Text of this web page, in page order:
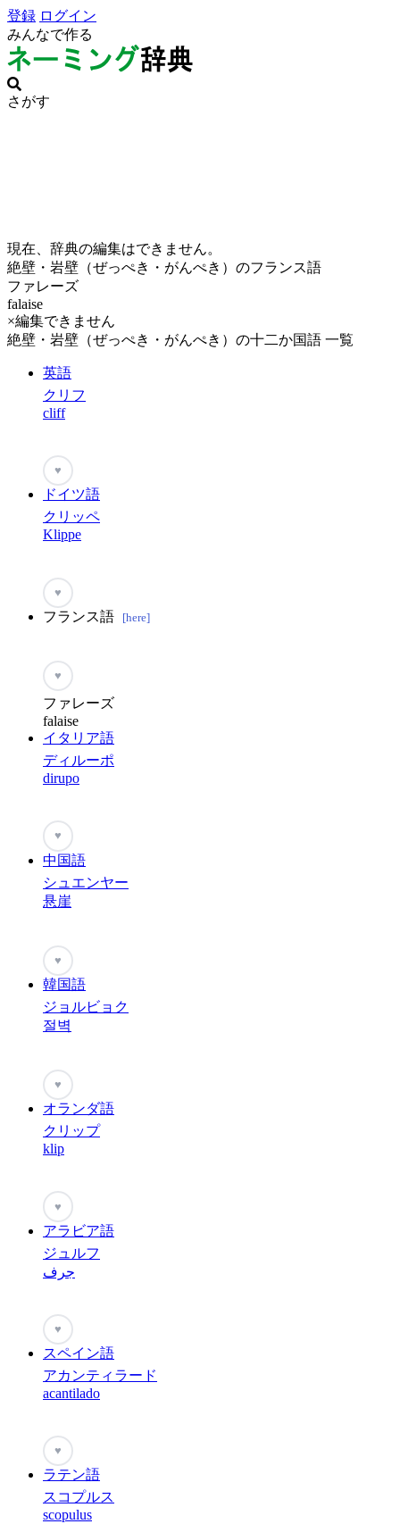
登録 ログイン
みんなで作る
さがす
現在、辞典の編集はできません。
絶壁・岩壁（ぜっぺき・がんぺき）のフランス語
ファレーズ
falaise
×編集できません
絶壁・岩壁（ぜっぺき・がんぺき）の十二か国語 一覧
英語
クリフ
cliff
♥
ドイツ語
クリッペ
Klippe
♥
フランス語 [here]
♥
ファレーズ
falaise
イタリア語
ディルーポ
dirupo
♥
中国語
シュエンヤー
悬崖
♥
韓国語
ジョルビョク
절벽
♥
オランダ語
クリップ
klip
♥
アラビア語
ジュルフ
جرف
♥
スペイン語
アカンティラード
acantilado
♥
ラテン語
スコプルス
scopulus